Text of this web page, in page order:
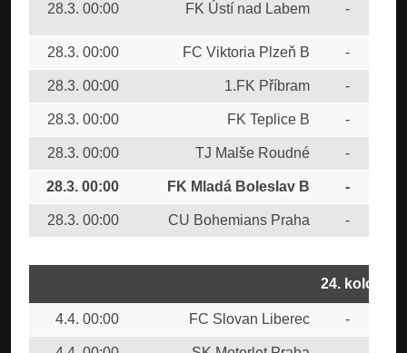
28.3. 00:00 FK Ústí nad Labem -
28.3. 00:00 FC Viktoria Plzeň B -
28.3. 00:00 1.FK Příbram -
28.3. 00:00 FK Teplice B -
28.3. 00:00 TJ Malše Roudné -
28.3. 00:00 FK Mladá Boleslav B -
28.3. 00:00 CU Bohemians Praha -
24. kolo
4.4. 00:00 FC Slovan Liberec -